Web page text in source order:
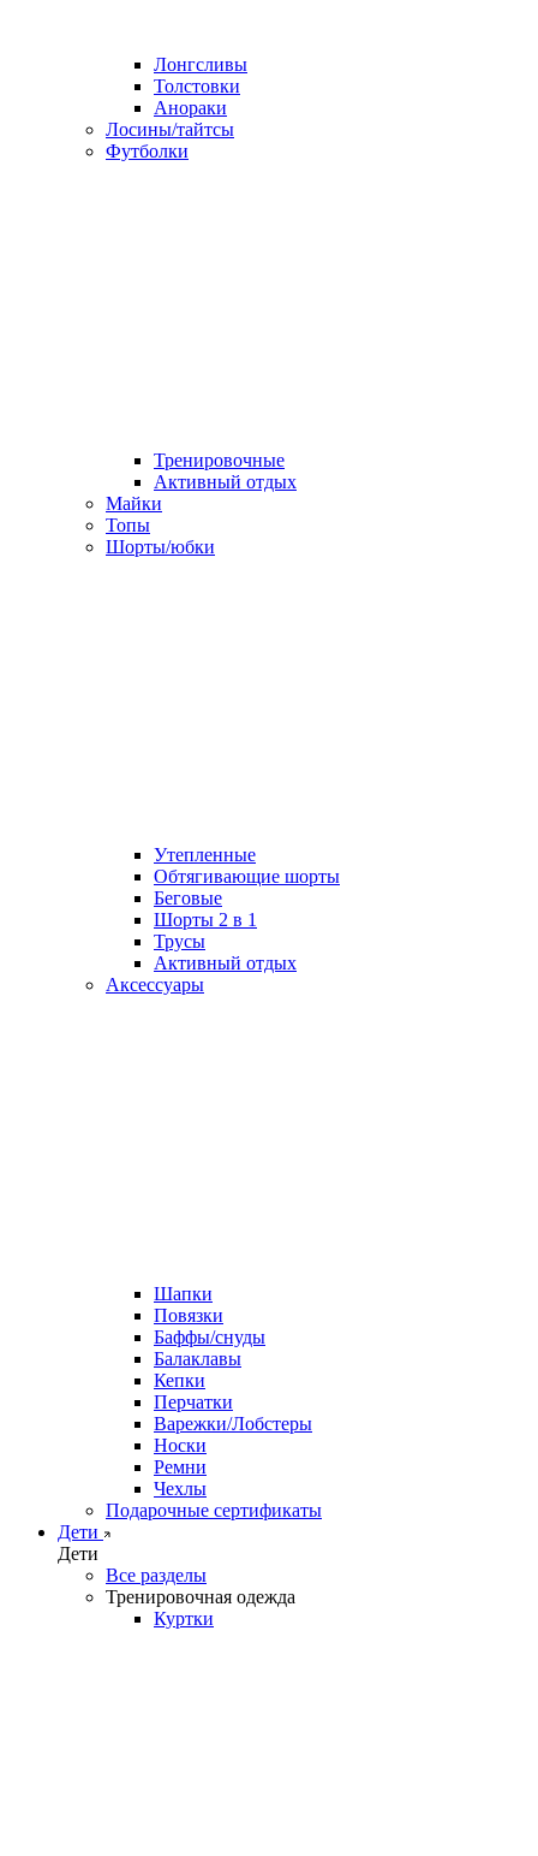
Лонгсливы
Толстовки
Анораки
Лосины/тайтсы
Футболки
Тренировочные
Активный отдых
Майки
Топы
Шорты/юбки
Утепленные
Обтягивающие шорты
Беговые
Шорты 2 в 1
Трусы
Активный отдых
Аксессуары
Шапки
Повязки
Баффы/снуды
Балаклавы
Кепки
Перчатки
Варежки/Лобстеры
Носки
Ремни
Чехлы
Подарочные сертификаты
Дети
Дети
Все разделы
Тренировочная одежда
Куртки